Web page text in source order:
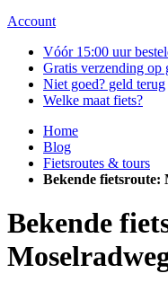
Account
Vóór 15:00 uur
Gratis verzending op
Niet goed? geld terug
Welke maat fiets?
Home
Blog
Fietsroutes & tours
Bekende fietsroute:
Bekende